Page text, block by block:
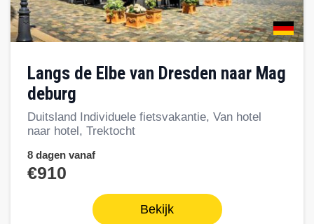
Langs de Elbe van Dresden naar Mag
deburg
Duitsland Individuele fietsvakantie, Van hotel
naar hotel, Trektocht
8 dagen vanaf
€910
Bekijk